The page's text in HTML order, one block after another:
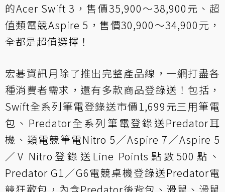
的Acer Swift 3，售價35,900～38,900元、超
值類電競Aspire 5，售價30,900～34,900元，
全都是超值選擇！
宏碁資訊月除了推出完整產品線，一網打盡各
種消費者需求，還有多款商品登錄送！包括，
Swift全系列筆電登錄送市價1,699元三用筆電
包、Predator全系列筆電登錄送Predator耳
機、類電競筆電Nitro 5／Aspire 7／Aspire 5
／V Nitro登錄送Line Points點數500點、
Predator G1／G6電競桌機登錄送Predator電